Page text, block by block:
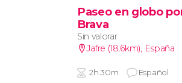
Paseo en globo
Brava
Sin valorar
Jafre (18.6km), España
2h 30m Español